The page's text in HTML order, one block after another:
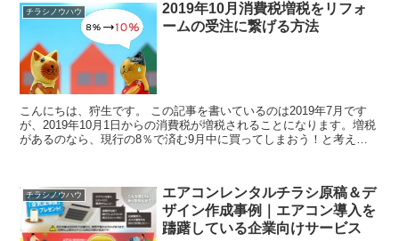
チラシノウハウ
2019年10月消費税増税をリフォ
ームの受注に繋げる方法
こんにちは、狩生です。 この記事を書いているのは2019年7月です
が、2019年10月1日からの消費税が増税されることになります。増税
があるのなら、現行の8％で済む9月中に買ってしまおう！と考える
チラシノウハウ
エアコンレンタルチラシ原稿＆デ
ザイン作成事例｜エアコン導入を
躊躇している企業向けサービス